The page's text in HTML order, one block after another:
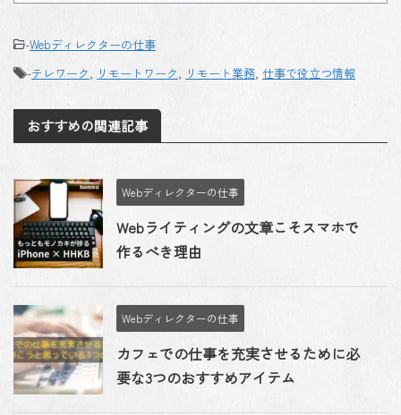
-Webディレクターの仕事
-テレワーク, リモートワーク, リモート業務, 仕事で役立つ情報
おすすめの関連記事
Webディレクターの仕事
Webライティングの文章こそスマホで
作るべき理由
Webディレクターの仕事
カフェでの仕事を充実させるために必
要な3つのおすすめアイテム